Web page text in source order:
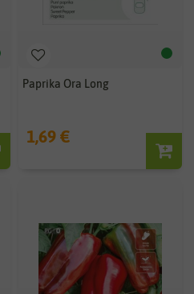
Paprika Ora Long
1,69 €